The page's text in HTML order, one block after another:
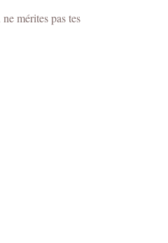
mérites pas tes